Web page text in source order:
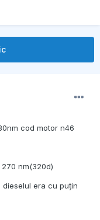
cod motor n46
nm(320d)
era cu puțin